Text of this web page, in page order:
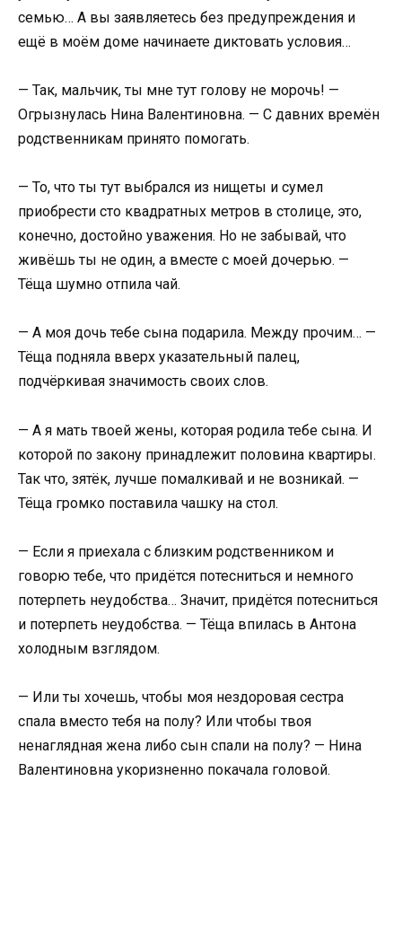
семью… А вы заявляетесь без предупреждения и
ещё в моём доме начинаете диктовать условия…
— Так, мальчик, ты мне тут голову не морочь! —
Огрызнулась Нина Валентиновна. — С давних времён
родственникам принято помогать.
— То, что ты тут выбрался из нищеты и сумел
приобрести сто квадратных метров в столице, это,
конечно, достойно уважения. Но не забывай, что
живёшь ты не один, а вместе с моей дочерью. —
Тёща шумно отпила чай.
— А моя дочь тебе сына подарила. Между прочим… —
Тёща подняла вверх указательный палец,
подчёркивая значимость своих слов.
— А я мать твоей жены, которая родила тебе сына. И
которой по закону принадлежит половина квартиры.
Так что, зятёк, лучше помалкивай и не возникай. —
Тёща громко поставила чашку на стол.
— Если я приехала с близким родственником и
говорю тебе, что придётся потесниться и немного
потерпеть неудобства… Значит, придётся потесниться
и потерпеть неудобства. — Тёща впилась в Антона
холодным взглядом.
— Или ты хочешь, чтобы моя нездоровая сестра
спала вместо тебя на полу? Или чтобы твоя
ненаглядная жена либо сын спали на полу? — Нина
Валентиновна укоризненно покачала головой.